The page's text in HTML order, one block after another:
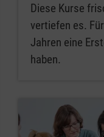
Diese Kurse
vertiefen es.
Jahren eine
haben.